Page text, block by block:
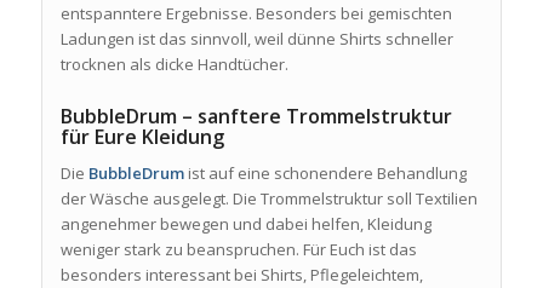
entspanntere Ergebnisse. Besonders bei gemischten
Ladungen ist das sinnvoll, weil dünne Shirts schneller
trocknen als dicke Handtücher.
BubbleDrum – sanftere Trommelstruktur
für Eure Kleidung
Die BubbleDrumist auf eine schonendere Behandlung
der Wäsche ausgelegt. Die Trommelstruktur soll Textilien
angenehmer bewegen und dabei helfen, Kleidung
weniger stark zu beanspruchen. Für Euch ist das
besonders interessant bei Shirts, Pflegeleichtem,